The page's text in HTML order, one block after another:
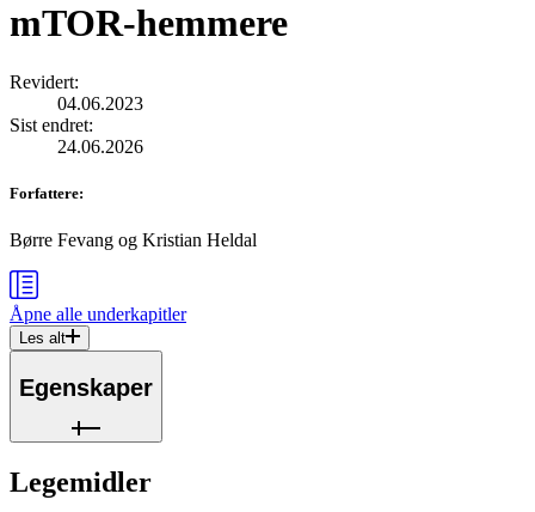
mTOR-hemmere
Revidert:
04.06.2023
Sist endret:
24.06.2026
Forfattere:
Børre Fevang og Kristian Heldal
Åpne alle underkapitler
Les alt
Egenskaper
Legemidler